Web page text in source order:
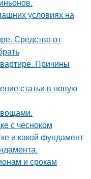
условиях на
Средство от
Причины
статьи в новую
с чесноком
и какой фундамент
и срокам